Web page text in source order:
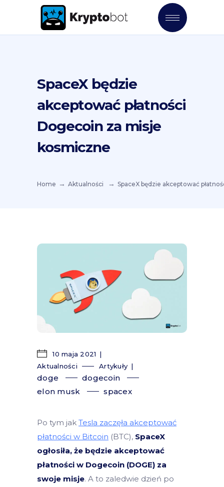
SpaceX będzie
akceptować płatności
Dogecoin za misje
kosmiczne
Home Aktualności SpaceX będzie akceptować
10 maja 2021
Aktualności
Artykuły
doge
dogecoin
elon musk
spacex
Po tym jak Tesla zaczęła akceptować
płatności w Bitcoin (BTC), SpaceX
ogłosiła, że będzie akceptować
płatności w Dogecoin (DOGE) za
swoje misje. A to zaledwie dzień po